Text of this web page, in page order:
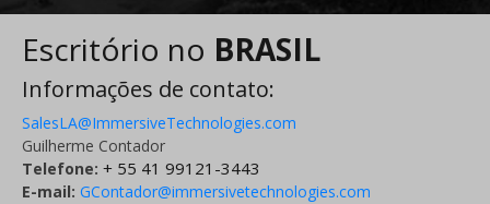
Escritório no BRASIL
Informações de contato:
SalesLA@ImmersiveTechnologies.com
Guilherme Contador
Telefone: + 55 41 99121-3443
E-mail: GContador@immersivetechnologies.com